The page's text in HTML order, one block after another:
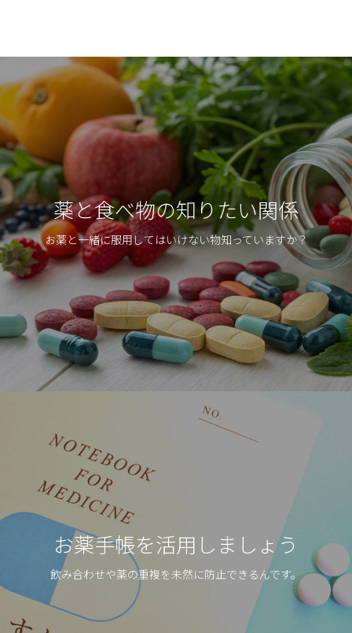
薬と食べ物の知りたい関係
お薬と一緒に服用してはいけない物知っていますか？
お薬手帳を活用しましょう
飲み合わせや薬の重複を未然に防止できるんです。